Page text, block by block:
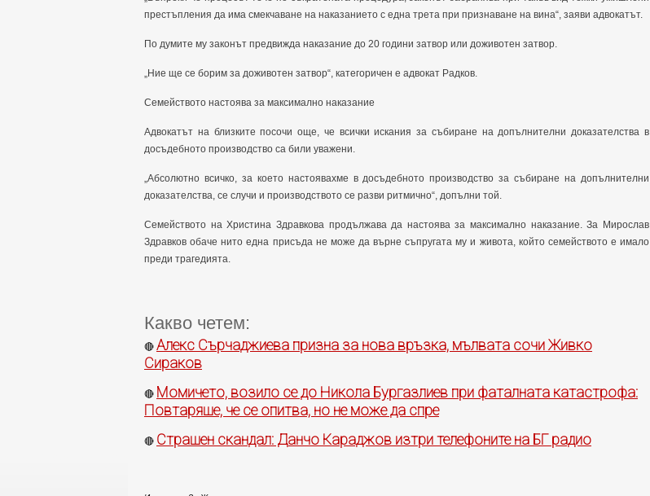
престъпления да има смекчаване на наказанието с една трета при признаване на вина“, заяви адвокатът.
По думите му законът предвижда наказание до 20 години затвор или доживотен затвор.
„Ние ще се борим за доживотен затвор“, категоричен е адвокат Радков.
Семейството настоява за максимално наказание
Адвокатът на близките посочи още, че всички искания за събиране на допълнителни доказателства в
досъдебното производство са били уважени.
„Абсолютно всичко, за което настоявахме в досъдебното производство за събиране на допълнителни
доказателства, се случи и производството се разви ритмично“, допълни той.
Семейството на Христина Здравкова продължава да настоява за максимално наказание. За Мирослав
Здравков обаче нито една присъда не може да върне съпругата му и живота, който семейството е имало
преди трагедията.
Какво четем:
🔴 Алекс Сърчаджиева призна за нова връзка, мълвата сочи Живко
Сираков
🔴 Момичето, возило се до Никола Бургазлиев при фаталната катастрофа:
Повтаряше, че се опитва, но не може да спре
🔴 Страшен скандал: Данчо Караджов изтри телефоните на БГ радио